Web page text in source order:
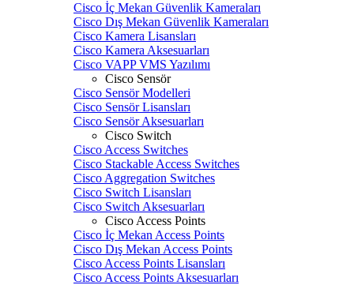
Cisco İç Mekan Güvenlik Kameraları
Cisco Dış Mekan Güvenlik Kameraları
Cisco Kamera Lisansları
Cisco Kamera Aksesuarları
Cisco VAPP VMS Yazılımı
Cisco Sensör
Cisco Sensör Modelleri
Cisco Sensör Lisansları
Cisco Sensör Aksesuarları
Cisco Switch
Cisco Access Switches
Cisco Stackable Access Switches
Cisco Aggregation Switches
Cisco Switch Lisansları
Cisco Switch Aksesuarları
Cisco Access Points
Cisco İç Mekan Access Points
Cisco Dış Mekan Access Points
Cisco Access Points Lisansları
Cisco Access Points Aksesuarları